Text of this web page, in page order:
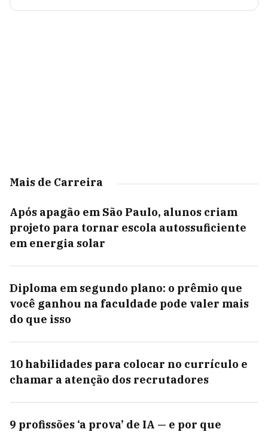
Mais de Carreira
Após apagão em São Paulo, alunos criam
projeto para tornar escola autossuficiente
em energia solar
Diploma em segundo plano: o prêmio que
você ganhou na faculdade pode valer mais
do que isso
10 habilidades para colocar no currículo e
chamar a atenção dos recrutadores
9 profissões ‘a prova’ de IA — e por que